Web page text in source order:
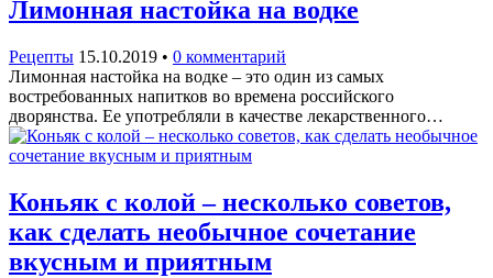
Лимонная настойка на водке
Рецепты 15.10.2019 • 0 комментарий
Лимонная настойка на водке – это один из самых
востребованных напитков во времена российского
дворянства. Ее употребляли в качестве лекарственного…
Коньяк с колой – несколько советов,
как сделать необычное сочетание
вкусным и приятным